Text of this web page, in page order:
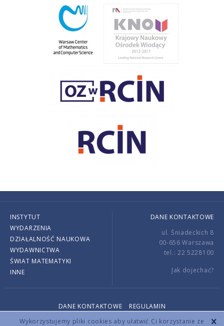
Wykorzystujemy pliki cookies aby ułatwić Ci korzystanie ze
INSTYTUT
WYDARZENIA
DZIAŁALNOŚĆ NAUKOWA
WYDAWNICTWA
ŚWIAT MATEMATYKI
INNE
DANE KONTAKTOWE
ul. Śniadeckich 8
00-656 Warszawa
tel.: 22 5228100
Jak dojechać?
DANE KONTAKTOWE
REGULAMIN
Copyright © 2026 by IMPAN. All rights reserved.